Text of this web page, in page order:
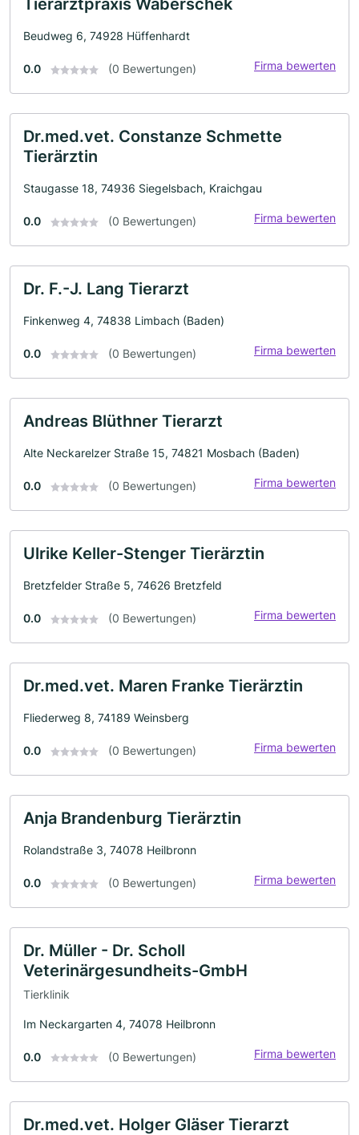
Tierarztpraxis Waberschek
Beudweg 6, 74928 Hüffenhardt
0.0 (0 Bewertungen) Firma bewerten
Dr.med.vet. Constanze Schmette
Tierärztin
Staugasse 18, 74936 Siegelsbach, Kraichgau
0.0 (0 Bewertungen) Firma bewerten
Dr. F.-J. Lang Tierarzt
Finkenweg 4, 74838 Limbach (Baden)
0.0 (0 Bewertungen) Firma bewerten
Andreas Blüthner Tierarzt
Alte Neckarelzer Straße 15, 74821 Mosbach (Baden)
0.0 (0 Bewertungen) Firma bewerten
Ulrike Keller-Stenger Tierärztin
Bretzfelder Straße 5, 74626 Bretzfeld
0.0 (0 Bewertungen) Firma bewerten
Dr.med.vet. Maren Franke Tierärztin
Fliederweg 8, 74189 Weinsberg
0.0 (0 Bewertungen) Firma bewerten
Anja Brandenburg Tierärztin
Rolandstraße 3, 74078 Heilbronn
0.0 (0 Bewertungen) Firma bewerten
Dr. Müller - Dr. Scholl
Veterinärgesundheits-GmbH
Tierklinik
Im Neckargarten 4, 74078 Heilbronn
0.0 (0 Bewertungen) Firma bewerten
Dr.med.vet. Holger Gläser Tierarzt